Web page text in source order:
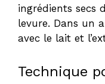
ingrédients secs
levure. Dans un
avec le lait et
Technique